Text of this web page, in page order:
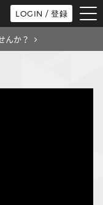
LOGIN / 登録
んか？